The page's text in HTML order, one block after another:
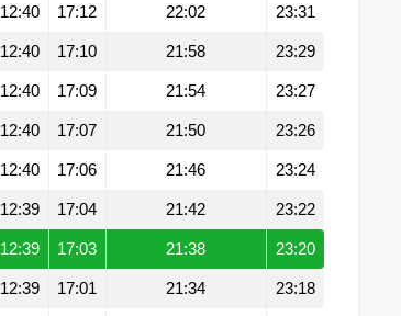
12:40 17:12 22:02 23:31
12:40 17:10 21:58 23:29
12:40 17:09 21:54 23:27
12:40 17:07 21:50 23:26
12:40 17:06 21:46 23:24
12:39 17:04 21:42 23:22
12:39 17:03 21:38 23:20
12:39 17:01 21:34 23:18